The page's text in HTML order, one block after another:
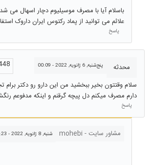
باسلام آیا با مصرف موسیلیوم دچار اسهال می
علائم می توانید از پماد رکتوس ایران داروک
پاسخ
محدثه پنج‌شنبه, 6 ژانویه, 2022 - 00:09
دارم مصرف میکنم دل پیچه گرقنم و اینکه مدفوعم
پاسخ
مشاور سایت - mohebi شنبه, 8 ژانویه, 2022 - 10:23